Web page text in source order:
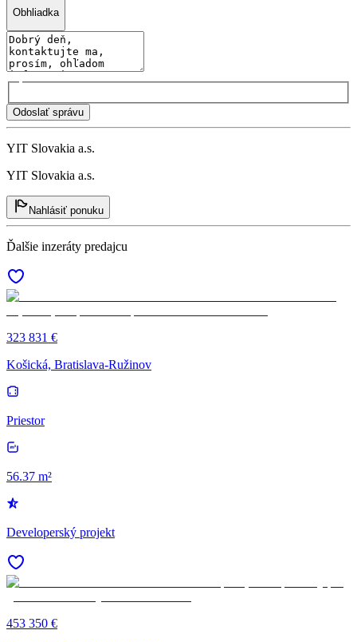
Obhliadka
Odoslať správu
YIT Slovakia a.s.
YIT Slovakia a.s.
Nahlásiť ponuku
Ďalšie inzeráty predajcu
323 831 €
Košická, Bratislava-Ružinov
Priestor
56.37 m²
Developerský projekt
453 350 €